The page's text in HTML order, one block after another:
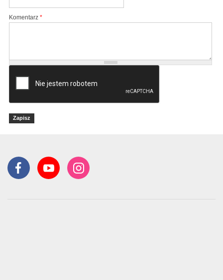
Komentarz *